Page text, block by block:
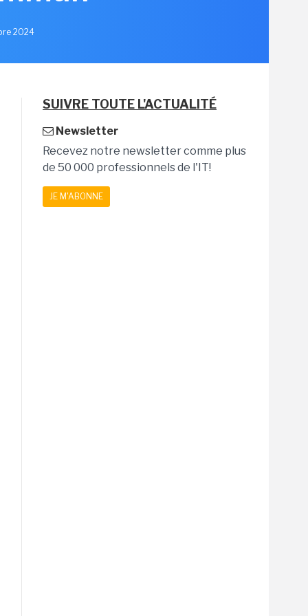
2024
SUIVRE TOUTE L'ACTUALITÉ
Newsletter
Recevez notre newsletter comme plus
de 50 000 professionnels de l'IT!
JE M'ABONNE